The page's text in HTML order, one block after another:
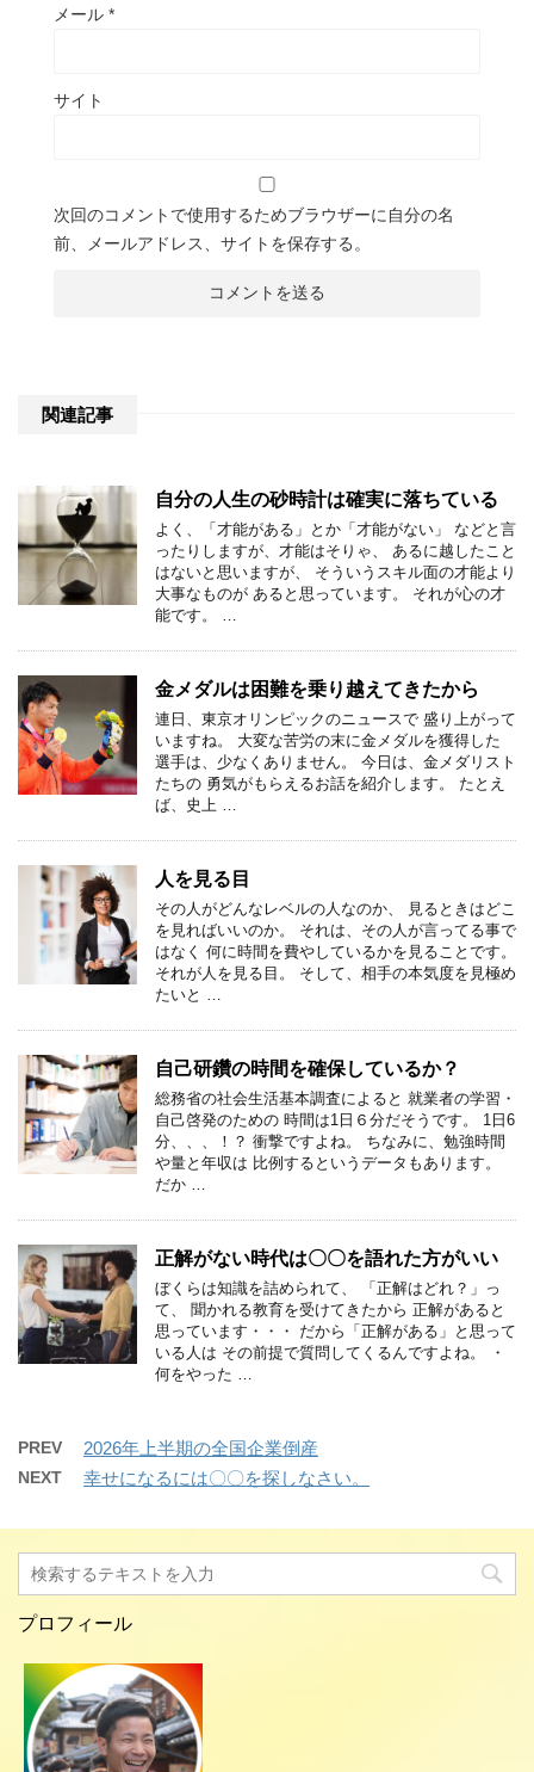
メール *
サイト
次回のコメントで使用するためブラウザーに自分の名
前、メールアドレス、サイトを保存する。
関連記事
自分の人生の砂時計は確実に落ちている
よく、「才能がある」とか「才能がない」 などと言
ったりしますが、才能はそりゃ、 あるに越したこと
はないと思いますが、 そういうスキル面の才能より
大事なものが あると思っています。 それが心の才
能です。 …
金メダルは困難を乗り越えてきたから
連日、東京オリンピックのニュースで 盛り上がって
いますね。 大変な苦労の末に金メダルを獲得した
選手は、少なくありません。 今日は、金メダリスト
たちの 勇気がもらえるお話を紹介します。 たとえ
ば、史上 …
人を見る目
その人がどんなレベルの人なのか、 見るときはどこ
を見ればいいのか。 それは、その人が言ってる事で
はなく 何に時間を費やしているかを見ることです。
それが人を見る目。 そして、相手の本気度を見極め
たいと …
自己研鑽の時間を確保しているか？
総務省の社会生活基本調査によると 就業者の学習・
自己啓発のための 時間は1日６分だそうです。 1日6
分、、、！？ 衝撃ですよね。 ちなみに、勉強時間
や量と年収は 比例するというデータもあります。
だか …
正解がない時代は〇〇を語れた方がいい
ぼくらは知識を詰められて、 「正解はどれ？」っ
て、 聞かれる教育を受けてきたから 正解があると
思っています・・・ だから「正解がある」と思って
いる人は その前提で質問してくるんですよね。 ・
何をやった …
PREV 2026年上半期の全国企業倒産
NEXT 幸せになるには〇〇を探しなさい。
プロフィール